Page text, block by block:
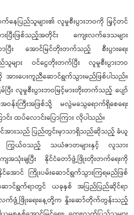
နေပြည်သူများ၏ လူမှုစီးပွားဘဝကို မြှင့်တင်
းပြီးဖြစ်သည့်အတိုင်း ကျေးလက်ဒေသများ
ပြီး အောင်မြင်တိုးတက်သည့် စီးပွားရေး
ည်သူများ ဝင်ငွေတိုးတက်ပြီး လူမှုစီးပွားဘဝ
အားပေးကူညီဆောင်ရွက်သွားမည်ဖြစ်ပါသည်။
ြီး လူမှုစီးပွားဘဝမြင့်မားတိုးတက်သည့် ပျော်
န်းကြီးအဖြစ်သို့ မလွဲမသွေရောက်ရှိစေရေး
ထပ်လောင်းပြောကြား လိုပါသည်။
အင်အားသည် ပြည်တွင်းမှာသာရှိသည်ဆိုသည့် ခံယူ
ကြွယ်ဝသည့် သယံဇာတများနှင့် လူသား
အသုံးချပြီး နိုင်ငံတော်ဖွံ့ဖြိုးတိုးတက်ရေးကို
အောင် ကြိုးပမ်းဆောင်ရွက်သွားကြရမည်ဖြစ်
ာင်ရွက်ရာတွင် ယခုနှစ် အပြည်ပြည်ဆိုင်ရာ
လက်ဖွံ့ဖြိုးရေးနေ့တို့က နှိုးဆော်တိုက်တွန်းသည့်